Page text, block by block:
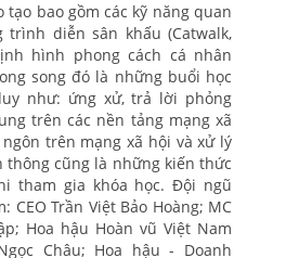
tạo bao gồm các kỹ năng quan
trình diễn sân khấu (Catwalk,
hình phong cách cá nhân
song đó là những buổi học
như: ứng xử, trả lời phỏng
trên các nền tảng mạng xã
trên mạng xã hội và xử lý
thông cũng là những kiến thức
tham gia khóa học. Đội ngũ
CEO Trần Việt Bảo Hoàng; MC
Hoa hậu Hoàn vũ Việt Nam
Châu; Hoa hậu - Doanh